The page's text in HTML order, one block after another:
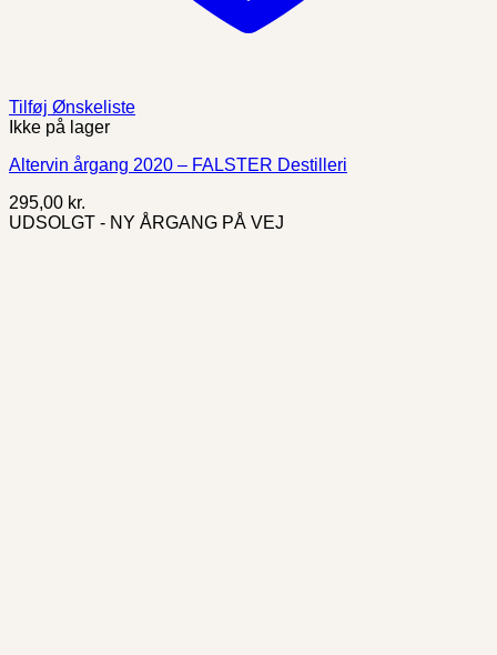
Tilføj Ønskeliste
Ikke på lager
Altervin årgang 2020 – FALSTER Destilleri
295,00 kr.
UDSOLGT - NY ÅRGANG PÅ VEJ